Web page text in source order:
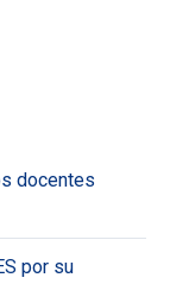
docentes
por su